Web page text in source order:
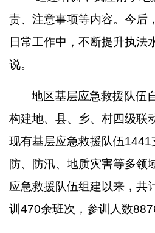
责、注意事项等内容。今后
日常工作中，不断提升执法
说。
地区基层应急救援队伍
构建地、县、乡、村四级联
现有基层应急救援队伍1441
防、防汛、地质灾害等多领
应急救援队伍组建以来，共
训 470余班次，参训人数